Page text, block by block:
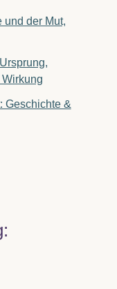
und der Mut,
Geschichte &